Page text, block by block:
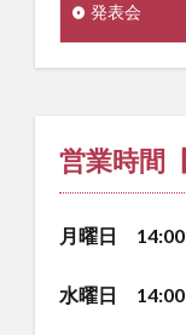
発表会
営業時間
月曜日
水曜日 14:00